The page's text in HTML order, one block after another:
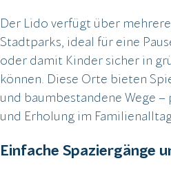
Der Lido verfügt über
Stadtparks, ideal für eine
oder damit Kinder sicher in
können. Diese Orte bieten
und baumbestandene Wege
und Erholung im
Einfache Spaziergänge